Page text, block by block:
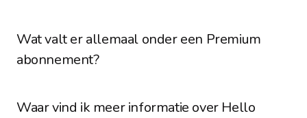
Wat valt er allemaal onder een Premium
abonnement?
Waar vind ik meer informatie over Hello